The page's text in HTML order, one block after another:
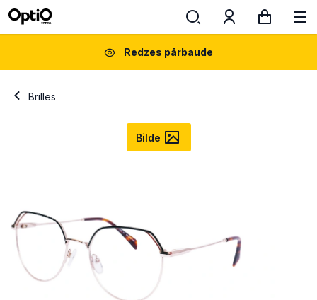
Redzes pārbaude
Brilles
Bilde